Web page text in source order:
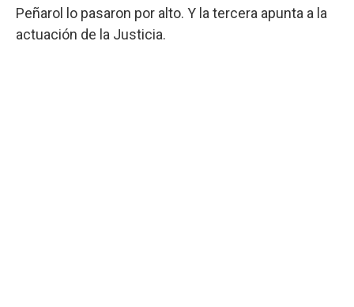
Peñarol lo pasaron por alto. Y la tercera apunta a la
actuación de la Justicia.